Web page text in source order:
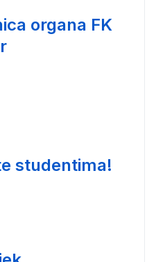
organa FK
studentima!